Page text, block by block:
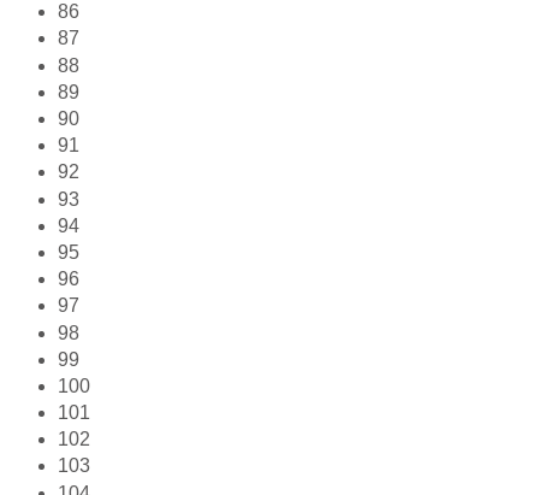
86
87
88
89
90
91
92
93
94
95
96
97
98
99
100
101
102
103